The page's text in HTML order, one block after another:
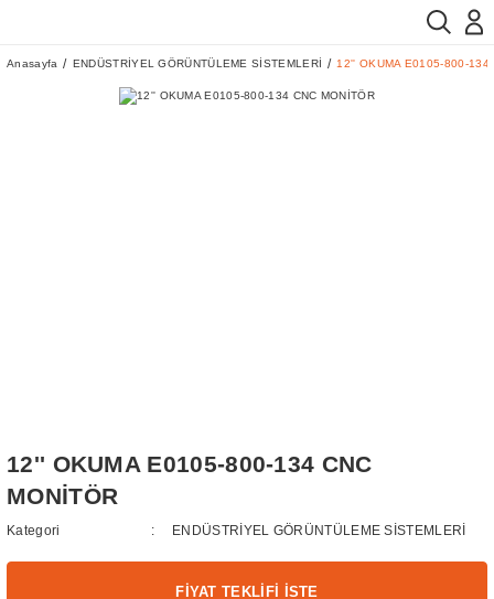
Anasayfa ENDÜSTRİYEL GÖRÜNTÜLEME SİSTEMLERİ 12'' OKUMA E0105-800-134
12'' OKUMA E0105-800-134 CNC
MONİTÖR
Kategori ENDÜSTRİYEL GÖRÜNTÜLEME SİSTEMLERİ
FİYAT TEKLİFİ İSTE